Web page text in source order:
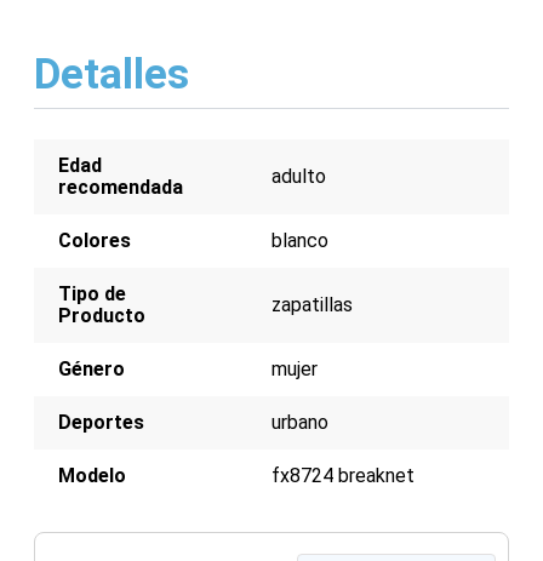
Características:
Clásica silueta de Adidas con 3 rayas
Ideales para uso informal y urbano
Detalles
Edad
recomendada
adulto
Colores blanco
Tipo de
Producto
zapatillas
Género mujer
Deportes urbano
Modelo fx8724 breaknet